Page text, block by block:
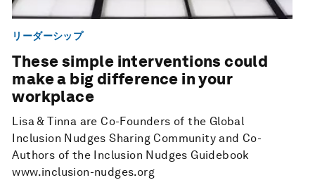
リーダーシップ
These simple interventions could
make a big difference in your
workplace
Lisa & Tinna are Co-Founders of the Global
Inclusion Nudges Sharing Community and Co-
Authors of the Inclusion Nudges Guidebook
www.inclusion-nudges.org